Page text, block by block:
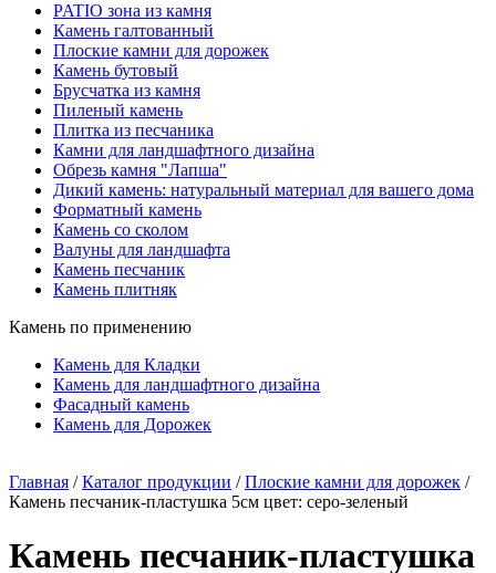
PATIO зона из камня
Камень галтованный
Плоские камни для дорожек
Камень бутовый
Брусчатка из камня
Пиленый камень
Плитка из песчаника
Камни для ландшафтного дизайна
Обрезь камня "Лапша"
Дикий камень: натуральный материал для вашего дома
Форматный камень
Камень со сколом
Валуны для ландшафта
Камень песчаник
Камень плитняк
Камень по применению
Камень для Кладки
Камень для ландшафтного дизайна
Фасадный камень
Камень для Дорожек
Главная /Каталог продукции /Плоские камни для дорожек /
Камень песчаник-пластушка 5см цвет: серо-зеленый
Камень песчаник-пластушка